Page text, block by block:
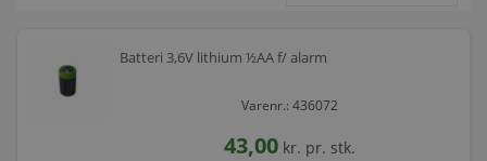
Batteri 3,6V lithium ½AA f/ alarm
Varenr.: 436072
43,00 kr. pr. stk.